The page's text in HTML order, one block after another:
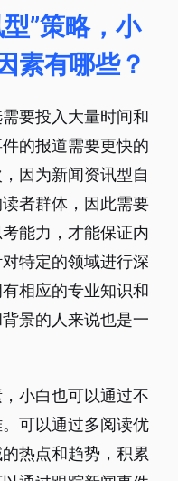
”策略，小
素有哪些？
要投入大量时间和
的报道需要更快的
因为新闻资讯型自
者群体，因此需要
能力，才能保证内
特定的领域进行深
相应的专业知识和
景的人来说也是一
小白也可以通过不
可以通过多阅读优
热点和趋势，积累